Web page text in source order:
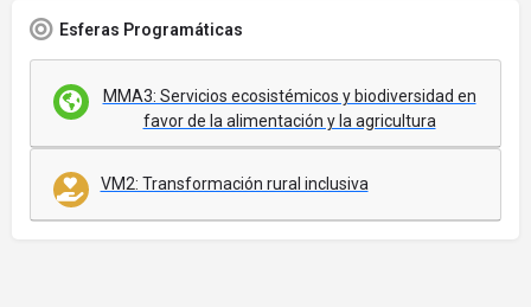
Esferas Programáticas
MMA3: Servicios ecosistémicos y biodiversidad en
favor de la alimentación y la agricultura
VM2: Transformación rural inclusiva